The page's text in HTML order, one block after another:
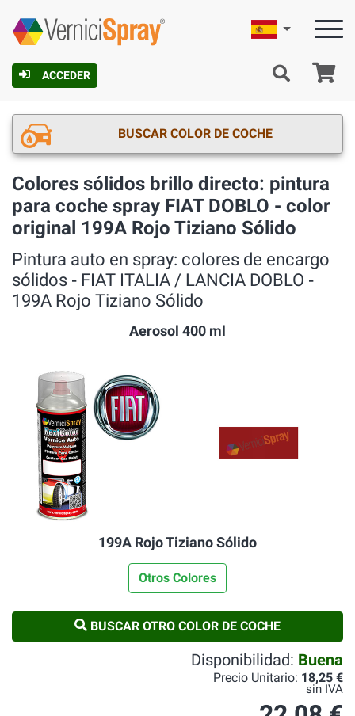
ACCEDER
Español
BUSCAR COLOR DE COCHE
Colores sólidos brillo directo: pintura
para coche spray FIAT DOBLO - color
original 199A Rojo Tiziano Sólido
Pintura auto en spray: colores de encargo
sólidos ‐ FIAT ITALIA / LANCIA DOBLO ‐
199A Rojo Tiziano Sólido
Aerosol 400 ml
199A Rojo Tiziano Sólido
Otros Colores
BUSCAR OTRO COLOR DE COCHE
Disponibilidad: Buena
Precio Unitario: 18,25 €
sin IVA